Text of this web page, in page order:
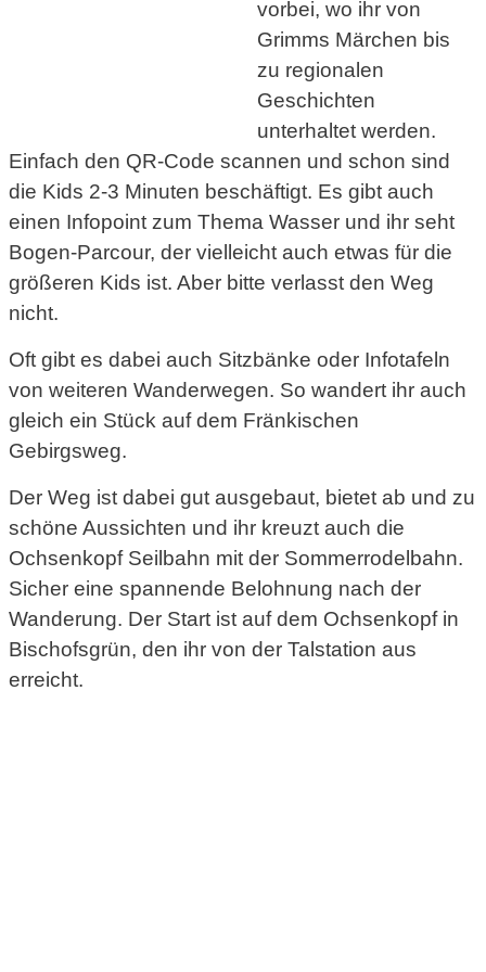
vorbei, wo ihr von
Grimms Märchen bis
zu regionalen
Geschichten
unterhaltet werden.
Einfach den QR-Code scannen und schon sind
die Kids 2-3 Minuten beschäftigt. Es gibt auch
einen Infopoint zum Thema Wasser und ihr seht
Bogen-Parcour, der vielleicht auch etwas für die
größeren Kids ist. Aber bitte verlasst den Weg
nicht.
Oft gibt es dabei auch Sitzbänke oder Infotafeln
von weiteren Wanderwegen. So wandert ihr auch
gleich ein Stück auf dem Fränkischen
Gebirgsweg.
Der Weg ist dabei gut ausgebaut, bietet ab und zu
schöne Aussichten und ihr kreuzt auch die
Ochsenkopf Seilbahn mit der Sommerrodelbahn.
Sicher eine spannende Belohnung nach der
Wanderung. Der Start ist auf dem Ochsenkopf in
Bischofsgrün, den ihr von der Talstation aus
erreicht.